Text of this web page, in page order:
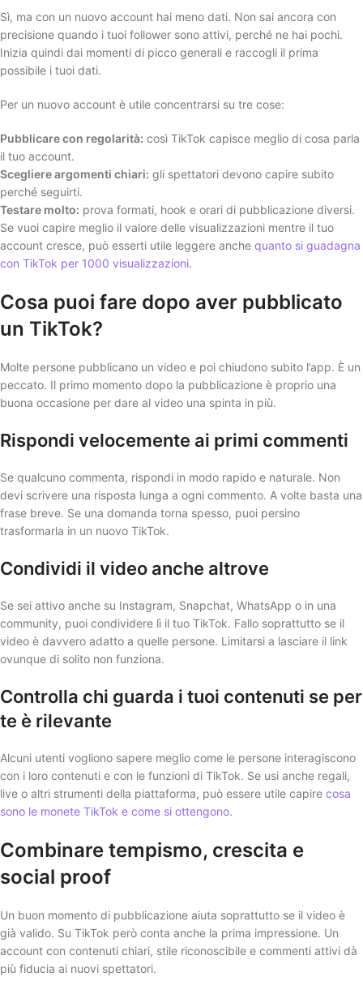
Sì, ma con un nuovo account hai meno dati. Non sai ancora con
precisione quando i tuoi follower sono attivi, perché ne hai pochi.
Inizia quindi dai momenti di picco generali e raccogli il prima
possibile i tuoi dati.
Per un nuovo account è utile concentrarsi su tre cose:
Pubblicare con regolarità: così TikTok capisce meglio di cosa parla
il tuo account.
Scegliere argomenti chiari: gli spettatori devono capire subito
perché seguirti.
Testare molto: prova formati, hook e orari di pubblicazione diversi.
Se vuoi capire meglio il valore delle visualizzazioni mentre il tuo
account cresce, può esserti utile leggere anche quanto si guadagna
con TikTok per 1000 visualizzazioni.
Cosa puoi fare dopo aver pubblicato
un TikTok?
Molte persone pubblicano un video e poi chiudono subito l’app. È un
peccato. Il primo momento dopo la pubblicazione è proprio una
buona occasione per dare al video una spinta in più.
Rispondi velocemente ai primi commenti
Se qualcuno commenta, rispondi in modo rapido e naturale. Non
devi scrivere una risposta lunga a ogni commento. A volte basta una
frase breve. Se una domanda torna spesso, puoi persino
trasformarla in un nuovo TikTok.
Condividi il video anche altrove
Se sei attivo anche su Instagram, Snapchat, WhatsApp o in una
community, puoi condividere lì il tuo TikTok. Fallo soprattutto se il
video è davvero adatto a quelle persone. Limitarsi a lasciare il link
ovunque di solito non funziona.
Controlla chi guarda i tuoi contenuti se per
te è rilevante
Alcuni utenti vogliono sapere meglio come le persone interagiscono
con i loro contenuti e con le funzioni di TikTok. Se usi anche regali,
live o altri strumenti della piattaforma, può essere utile capire cosa
sono le monete TikTok e come si ottengono.
Combinare tempismo, crescita e
social proof
Un buon momento di pubblicazione aiuta soprattutto se il video è
già valido. Su TikTok però conta anche la prima impressione. Un
account con contenuti chiari, stile riconoscibile e commenti attivi dà
più fiducia ai nuovi spettatori.